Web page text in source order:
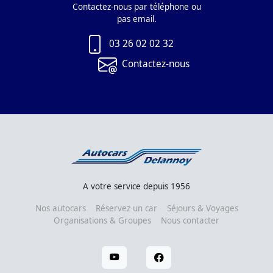
Contactez-nous par téléphone ou
pas email.
03 26 02 02 32
Contactez-nous
A votre service depuis 1956
Nos autocars
Réservez un car
Séjours & Voyages
Organisations & Groupes
Nous contacter